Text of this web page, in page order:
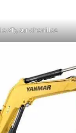
2T5 sur chenilles